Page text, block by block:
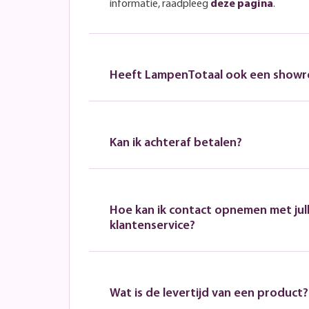
informatie, raadpleeg deze pagina.
Heeft LampenTotaal ook een
Kan ik achteraf betalen?
Hoe kan ik contact opnemen met
klantenservice?
Wat is de levertijd van een product?